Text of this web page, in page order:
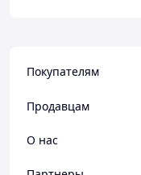
Покупателям
Продавцам
О нас